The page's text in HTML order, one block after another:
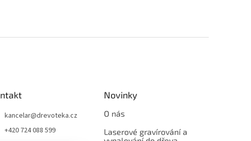
kancelar@drevoteka.cz
+420 724 088 599
Novinky
O nás
Laserové gravírování a